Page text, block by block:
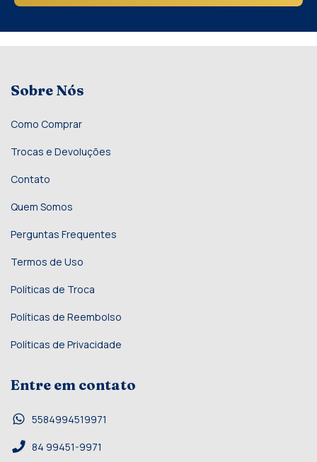
Sobre Nós
Como Comprar
Trocas e Devoluções
Contato
Quem Somos
Perguntas Frequentes
Termos de Uso
Políticas de Troca
Políticas de Reembolso
Políticas de Privacidade
Entre em contato
5584994519971
84 99451-9971